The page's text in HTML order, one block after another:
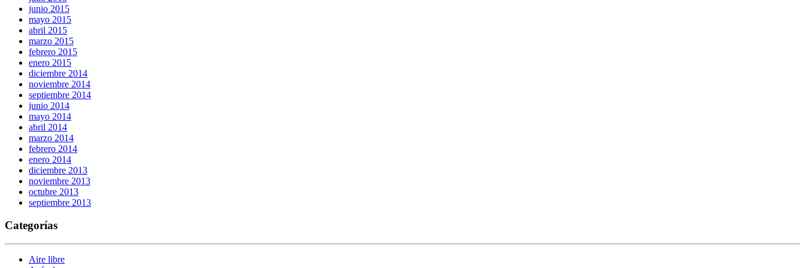
junio 2015
mayo 2015
abril 2015
marzo 2015
febrero 2015
enero 2015
diciembre 2014
noviembre 2014
septiembre 2014
junio 2014
mayo 2014
abril 2014
marzo 2014
febrero 2014
enero 2014
diciembre 2013
noviembre 2013
octubre 2013
septiembre 2013
Categorías
Aire libre